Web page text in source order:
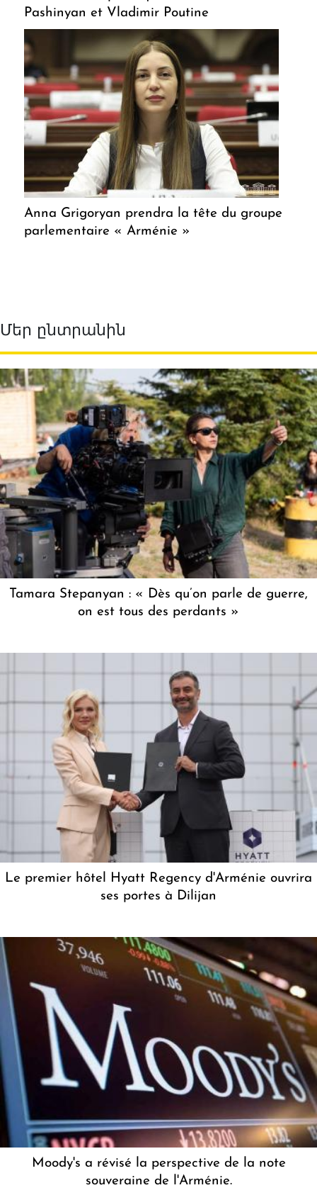
Pashinyan et Vladimir Poutine
Anna Grigoryan prendra la tête du groupe
parlementaire « Arménie »
Մեր ընտրանին
Tamara Stepanyan : « Dès qu’on parle de guerre,
on est tous des perdants »
Le premier hôtel Hyatt Regency d'Arménie ouvrira
ses portes à Dilijan
Moody's a révisé la perspective de la note
souveraine de l'Arménie.